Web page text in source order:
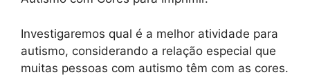
Investigaremos qual é a melhor atividade para
autismo, considerando a relação especial que
muitas pessoas com autismo têm com as cores.